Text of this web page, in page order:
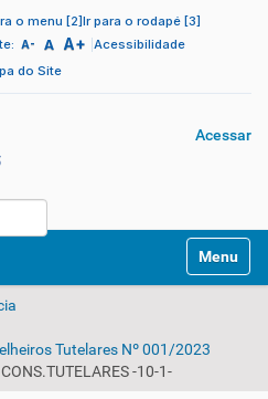
o menu [2]Ir para o rodapé [3]
A- A A+ Acessibilidade
do Site
Acessar
Toggle
Tutelares Nº 001/2023